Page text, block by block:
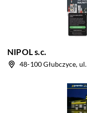
NIPOL s.c.
48-100 Głubczyce,